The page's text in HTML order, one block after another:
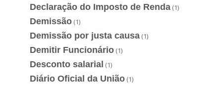
Declaração do Imposto de Renda (1)
Demissão (1)
Demissão por justa causa (1)
Demitir Funcionário (1)
Desconto salarial (1)
Diário Oficial da União (1)